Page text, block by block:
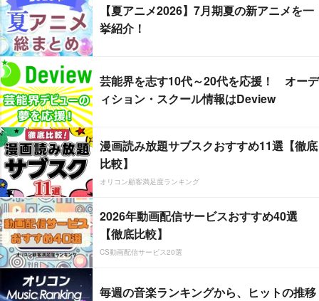
【夏アニメ2026】7月期夏の新アニメを一
挙紹介！
芸能界を志す10代～20代を応援！ オーデ
ィション・スクール情報はDeview
漫画読み放題サブスクおすすめ11選【徹底
比較】
オリコン顧客満足度ランキング
2026年動画配信サービスおすすめ40選
【徹底比較】
CS動画配信サービス20選
毎週の音楽ランキングから、ヒットの推移